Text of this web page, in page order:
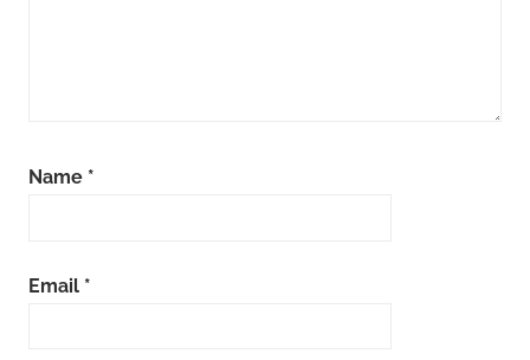
Name *
Email *